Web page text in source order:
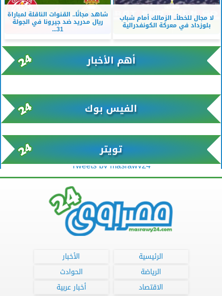
لا مجال للخطأ.. الزمالك أمام شباب
بلوزداد في معركة الكونفدرالية
شاهد مجانًا.. القنوات الناقلة لمباراة
ريال مدريد ضد جيرونا في الجولة
31...
أهم الأخبار
الفيس بوك
تويتر
Tweets by masrawy24
الرئيسية
الأخبار
الرياضة
الحوادث
الاقتصاد
أخبار عربية